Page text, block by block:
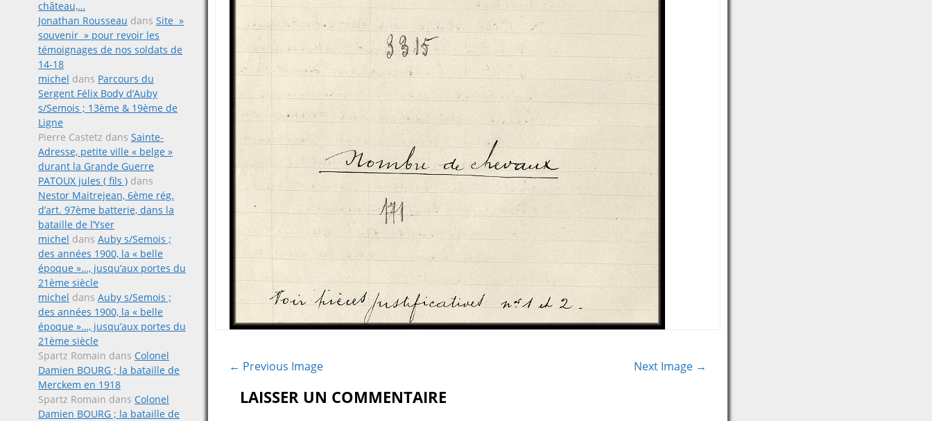
château,…
Jonathan Rousseau dans Site »
souvenir » pour revoir les
témoignages de nos soldats de
14-18
michel dans Parcours du
Sergent Félix Body d’Auby
s/Semois ; 13ème & 19ème de
Ligne
Pierre Castetz dans Sainte-
Adresse, petite ville « belge »
durant la Grande Guerre
PATOUX jules ( fils ) dans
Nestor Maitrejean, 6ème rég.
d’art. 97ème batterie, dans la
bataille de l’Yser
michel dans Auby s/Semois ;
des années 1900, la « belle
époque »…, jusqu’aux portes du
21ème siècle
michel dans Auby s/Semois ;
des années 1900, la « belle
époque »…, jusqu’aux portes du
21ème siècle
Spartz Romain dans Colonel
Damien BOURG ; la bataille de
Merckem en 1918
Spartz Romain dans Colonel
Damien BOURG ; la bataille de
← Previous Image Next Image →
LAISSER UN COMMENTAIRE